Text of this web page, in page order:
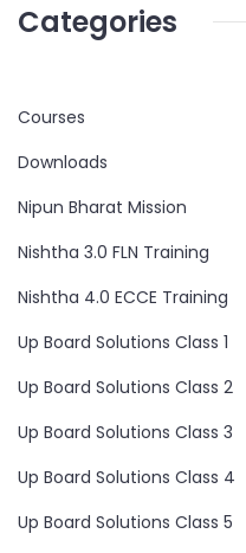
Categories
Courses
Downloads
Nipun Bharat Mission
Nishtha 3.0 FLN Training
Nishtha 4.0 ECCE Training
Up Board Solutions Class 1
Up Board Solutions Class 2
Up Board Solutions Class 3
Up Board Solutions Class 4
Up Board Solutions Class 5